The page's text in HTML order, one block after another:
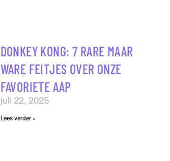
DONKEY KONG: 7 RARE MAAR
WARE FEITJES OVER ONZE
FAVORIETE AAP
juli 22, 2025
Lees verder »